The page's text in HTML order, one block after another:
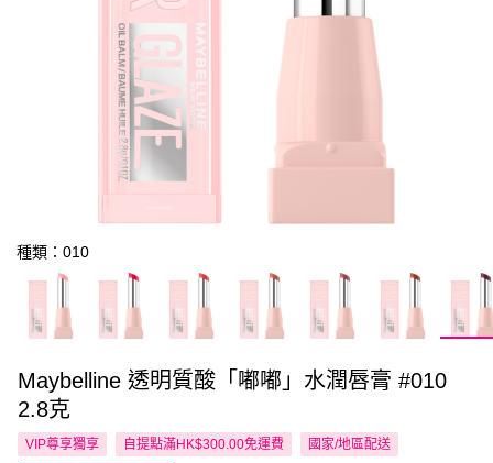
種類：010
Maybelline 透明質酸「嘟嘟」水潤唇膏 #010
2.8克
VIP尊享獨享 自提點滿HK$300.00免運費 國家/地區配送